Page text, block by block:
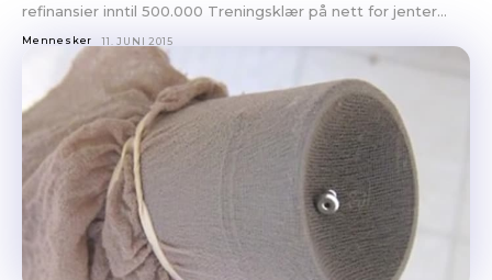
refinansier inntil 500.000 Treningsklær på nett for jenter...
Mennesker 11. JUNI 2015